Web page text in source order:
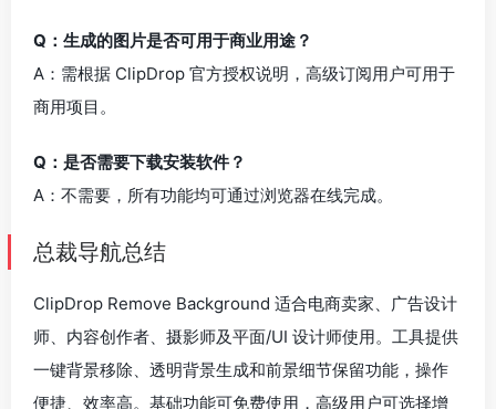
Q：生成的图片是否可用于商业用途？
A：需根据 ClipDrop 官方授权说明，高级订阅用户可用于
商用项目。
Q：是否需要下载安装软件？
A：不需要，所有功能均可通过浏览器在线完成。
总裁导航总结
ClipDrop Remove Background 适合电商卖家、广告设计
师、内容创作者、摄影师及平面/UI 设计师使用。工具提供
一键背景移除、透明背景生成和前景细节保留功能，操作
便捷、效率高。基础功能可免费使用，高级用户可选择增